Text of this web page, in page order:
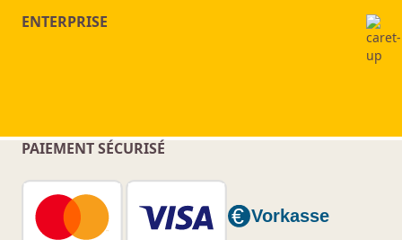
ENTERPRISE
PAIEMENT SÉCURISÉ